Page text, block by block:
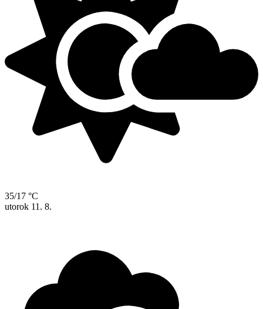
35/17 °C
utorok 11. 8.